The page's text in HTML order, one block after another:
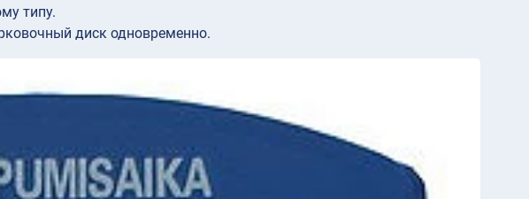
типу.
диск одновременно.